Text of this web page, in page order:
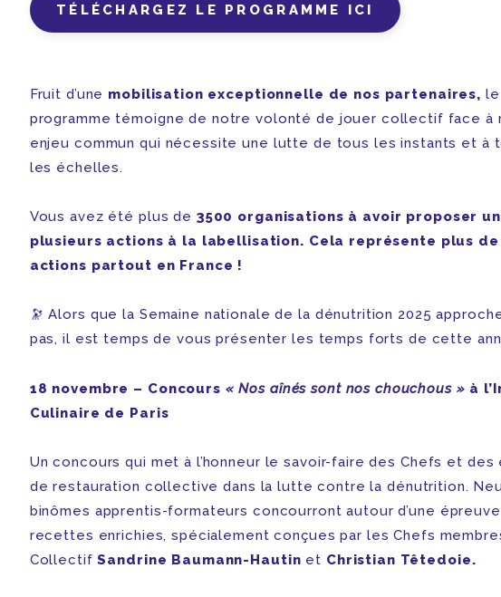
TÉLÉCHARGEZ LE PROGRAMME ICI
Fruit d’une mobilisation exceptionnelle de nos partenaires, le
programme témoigne de notre volonté de jouer collectif face à
enjeu commun qui nécessite une lutte de tous les instants et à
les échelles.
Vous avez été plus de 3500 organisations à avoir proposer
plusieurs actions à la labellisation. Cela représente plus de
actions partout en France !
🔭 Alors que la Semaine nationale de la dénutrition 2025
pas, il est temps de vous présenter les temps forts de cette
18 novembre – Concours « Nos aînés sont nos chouchous » à
Culinaire de Paris
Un concours qui met à l’honneur le savoir-faire des Chefs et des
de restauration collective dans la lutte contre la dénutrition.
binômes apprentis-formateurs concourront autour d’une
recettes enrichies, spécialement conçues par les Chefs
CollectifSandrine Baumann-Hautin et Christian Têtedoie.